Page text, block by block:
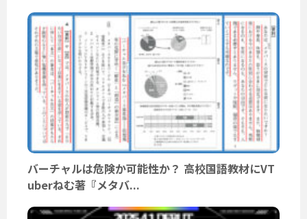
バーチャルは危険か可能性か？ 高校国語教材にVT
uberねむ著『メタバ...